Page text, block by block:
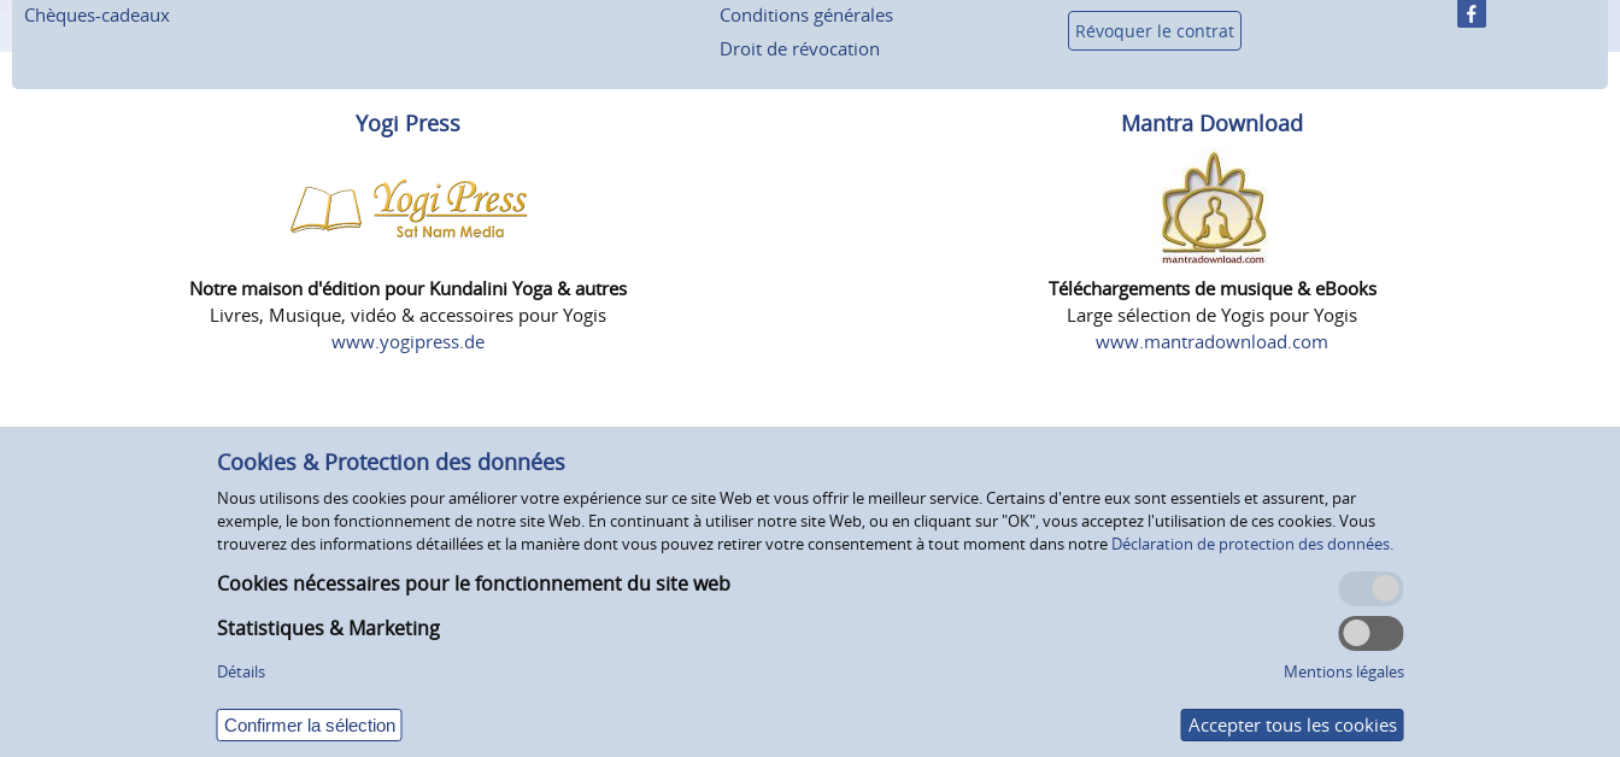
Chèques-cadeaux
Conditions générales
Droit de révocation
Révoquer le contrat
Yogi Press
Notre maison d'édition pour Kundalini Yoga & autres
Livres, Musique, vidéo & accessoires pour Yogis
www.yogipress.de
Mantra Download
Téléchargements de musique & eBooks
Large sélection de Yogis pour Yogis
www.mantradownload.com
Cookies & Protection des données
Nous utilisons des cookies pour améliorer votre expérience sur ce site Web et vous offrir le meilleur service. Certains d'entre eux sont essentiels et assurent, par
exemple, le bon fonctionnement de notre site Web. En continuant à utiliser notre site Web, ou en cliquant sur "OK", vous acceptez l'utilisation de ces cookies. Vous
trouverez des informations détaillées et la manière dont vous pouvez retirer votre consentement à tout moment dans notre Déclaration de protection des données.
Cookies nécessaires pour le fonctionnement du site web
Statistiques & Marketing
Détails Mentions légales
Accepter tous les cookies